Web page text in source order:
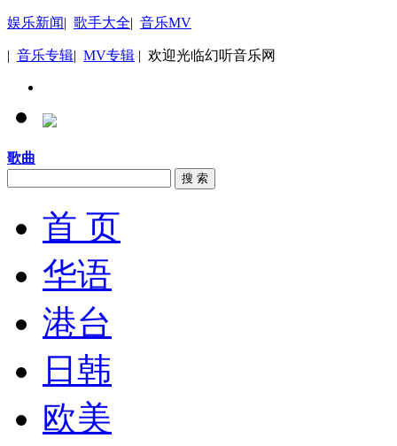
娱乐新闻| 歌手大全| 音乐MV
| 音乐专辑| MV专辑 | 欢迎光临幻听音乐网
歌曲
搜 索
首 页
华语
港台
日韩
欧美